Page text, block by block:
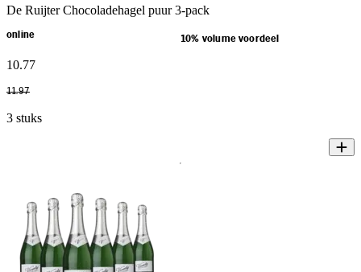
De Ruijter Chocoladehagel puur 3-pack
online 10% volume voordeel
10.77
11.97
3 stuks